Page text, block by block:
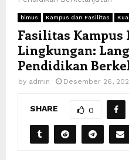
bimus Kampus dan Fasilitas
Fasilitas Kampus
Lingkungan:
Pendidikan
by admin Desember 26,
SHARE 0